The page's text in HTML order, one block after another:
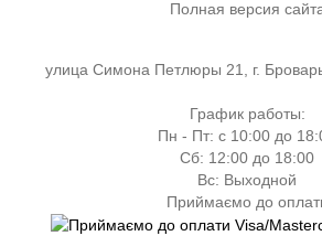
Полная версия
улица Симона Петлюры 21, г.
График работы:
Пн - Пт: с 10:00 до
Сб: 12:00 до 18:00
Вс: Выходной
Приймаємо до